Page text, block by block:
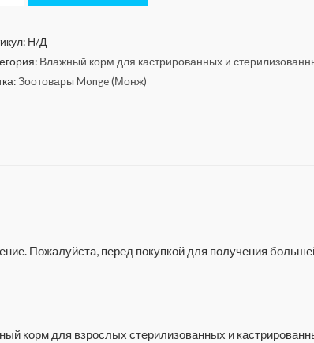
Н/Д
Влажный корм для кастрированных и
Зоотовары Monge (Монж)
Пожалуйста, перед покупкой для получения
корм для взрослых стерилизованных и